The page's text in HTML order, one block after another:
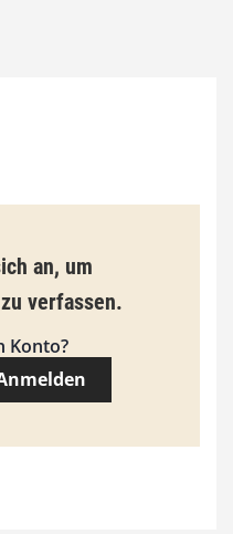
an, um
verfassen.
Konto?